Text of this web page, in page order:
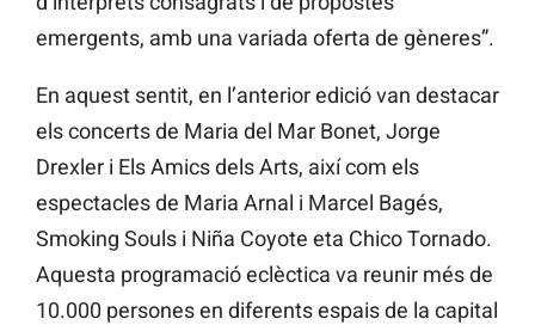
emergents, amb una variada oferta de gèneres”.
En aquest sentit, en l’anterior edició van destacar
els concerts de Maria del Mar Bonet, Jorge
Drexler i Els Amics dels Arts, així com els
espectacles de Maria Arnal i Marcel Bagés,
Smoking Souls i Niña Coyote eta Chico Tornado.
Aquesta programació eclèctica va reunir més de
10.000 persones en diferents espais de la capital